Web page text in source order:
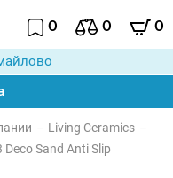
0 0 0
– Living Ceramics –
Sand Anti Slip